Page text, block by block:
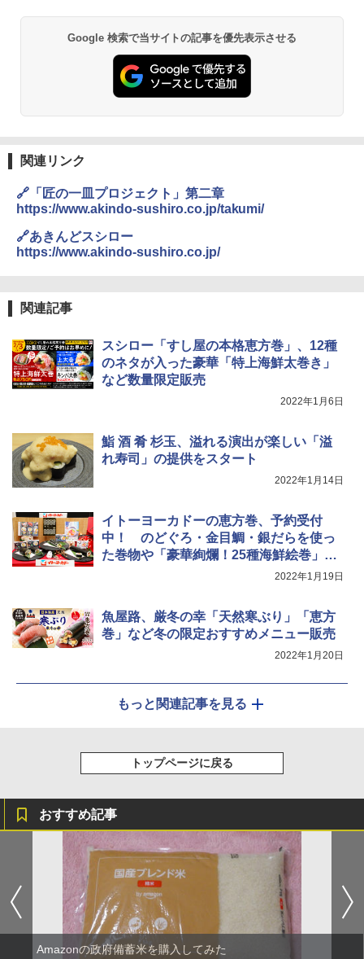
Google 検索で当サイトの記事を優先表示させる
関連リンク
🔗「匠の一皿プロジェクト」第二章
https://www.akindo-sushiro.co.jp/takumi/
🔗あきんどスシロー
https://www.akindo-sushiro.co.jp/
関連記事
スシロー「すし屋の本格恵方巻」、12種
のネタが入った豪華「特上海鮮太巻き」
など数量限定販売
2022年1月6日
鮨 酒 肴 杉玉、溢れる演出が楽しい「溢
れ寿司」の提供をスタート
2022年1月14日
イトーヨーカドーの恵方巻、予約受付
中！ のどぐろ・金目鯛・銀だらを使っ
た巻物や「豪華絢爛！25種海鮮絵巻」な
2022年1月19日
魚屋路、厳冬の幸「天然寒ぶり」「恵方
巻」など冬の限定おすすめメニュー販売
2022年1月20日
もっと関連記事を見る
トップページに戻る
おすすめ記事
Amazonの政府備蓄米を購入してみた